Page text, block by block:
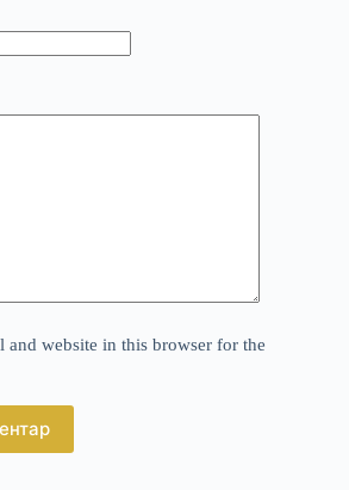
and website in this browser for the